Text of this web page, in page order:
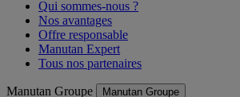
Qui sommes-nous ?
Nos avantages
Offre responsable
Manutan Expert
Tous nos partenaires
Manutan Groupe Manutan Groupe